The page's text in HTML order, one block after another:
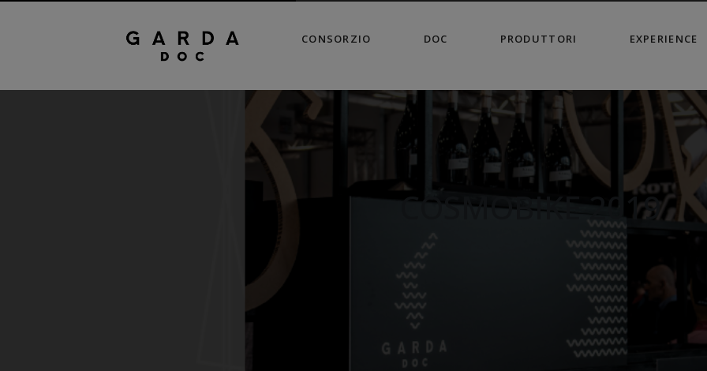
CONSORZIO DOC PRODUTTORI EXPERIENCE
COSMOBIKE 2019
modal-check